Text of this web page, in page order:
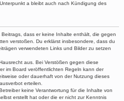
a bleibt auch nach Kündigung des
dass er keine Inhalte enthält, die gegen
verstoßen. Du erklärst insbesondere, dass du
verwendeten Links und Bilder zu setzen
aus. Bei Verstößen gegen diese
im Board veröffentlichten Regeln kann der
oder dauerhaft von der Nutzung dieses
erteilen.
keine Verantwortung für die Inhalte von
erstellt hat oder die er nicht zur Kenntnis